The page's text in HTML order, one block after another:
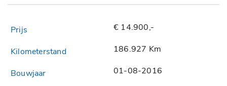
€ 14.900,-
186.927 Km
01-08-2016